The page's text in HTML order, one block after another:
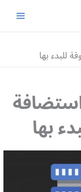
استضافة
بها